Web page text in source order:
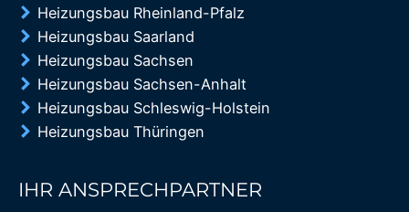
Heizungsbau Rheinland-Pfalz
Heizungsbau Saarland
Heizungsbau Sachsen
Heizungsbau Sachsen-Anhalt
Heizungsbau Schleswig-Holstein
Heizungsbau Thüringen
IHR ANSPRECHPARTNER